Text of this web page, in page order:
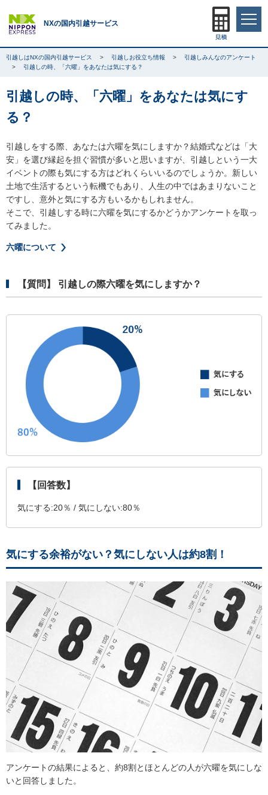
NXの国内引越サービス
引越しはNXの国内引越サービス 引越しお役立ち情報
引越しみんなのアンケート
引越しの時、「六曜」をあなたは気にする？
引越しの時、「六曜」をあなたは気にす
る？
引越しをする際、あなたは六曜を気にしますか？結婚式などは「大
安」を選び縁起を担ぐ習慣が多いと思いますが、引越しという一大
イベントの際も気にする方はどれくらいいるのでしょうか。新しい
土地で生活するという転機でもあり、人生の中ではあまりないこと
ですし、意外と気にする方もいるかもしれません。
そこで、引越しする時に六曜を気にするかどうかアンケートを取っ
てみました。
六曜について
【質問】 引越しの際六曜を気にしますか？
【回答数】
気にする:20％ / 気にしない:80％
気にする余裕がない？気にしない人は約8割！
アンケートの結果によると、約8割とほとんどの人が六曜を気にしな
いと回答しました。